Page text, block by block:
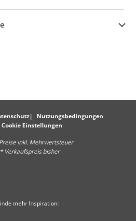
Nutzungsbedingungen
Cookie Einstellungen
inkl. Mehrwertsteuer
Verkaufspreis bisher
mehr Inspiration: